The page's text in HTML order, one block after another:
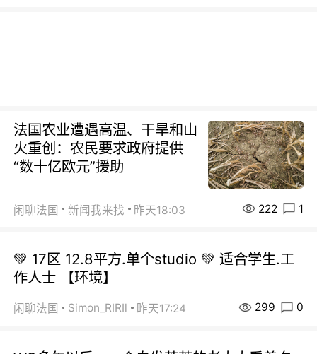
法国农业遭遇高温、干旱和山
火重创：农民要求政府提供
“数十亿欧元”援助
闲聊法国 新闻我来找 昨天18:03 222 1
💚 17区 12.8平方.单个studio 💚 适合学生.工
作人士 【环境】
闲聊法国 Simon_RIRIl 昨天17:24 299 0